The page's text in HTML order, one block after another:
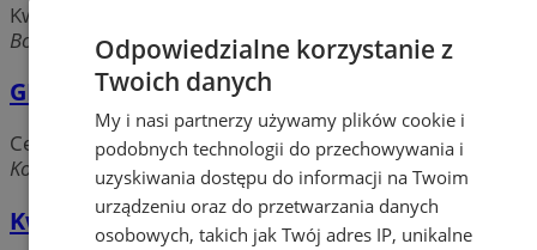
Kwiaciarnie
Boryńska, 44-240 Żory
GREEN HOUSE
Centra handlowe
Kościuszki, 44-240 Żory
Kwiaciarnia Iwa
Odpowiedzialne korzystanie z
Twoich danych
My i nasi partnerzy używamy plików cookie i
podobnych technologii do przechowywania i
uzyskiwania dostępu do informacji na Twoim
urządzeniu oraz do przetwarzania danych
osobowych, takich jak Twój adres IP, unikalne